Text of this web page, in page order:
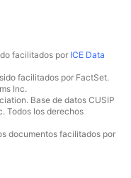
facilitados por ICE Data
facilitados por FactSet.
Inc.
Base de datos CUSIP
Todos los derechos
documentos facilitados por